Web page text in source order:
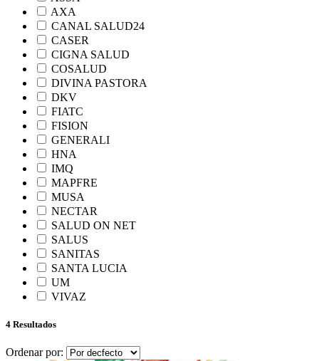
AXA
CANAL SALUD24
CASER
CIGNA SALUD
COSALUD
DIVINA PASTORA
DKV
FIATC
FISION
GENERALI
HNA
IMQ
MAPFRE
MUSA
NECTAR
SALUD ON NET
SALUS
SANITAS
SANTA LUCIA
UM
VIVAZ
4 Resultados
Ordenar por: